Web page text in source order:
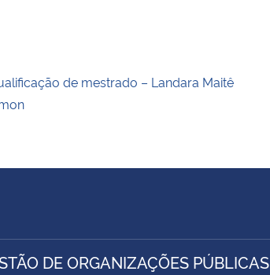
de mestrado – Landara Maitê
DE ORGANIZAÇÕES PÚBLICAS